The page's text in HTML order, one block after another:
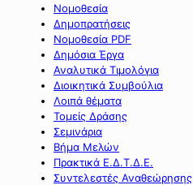
Νομοθεσία
Δημοπρατήσεις
Νομοθεσία PDF
Δημόσια Έργα
Αναλυτικά Τιμολόγια
Διοικητικά Συμβούλια
Λοιπά θέματα
Τομείς Δράσης
Σεμινάρια
Βήμα Μελών
Πρακτικά Ε.Δ.Τ.Δ.Ε.
Συντελεστές Αναθεώρησης